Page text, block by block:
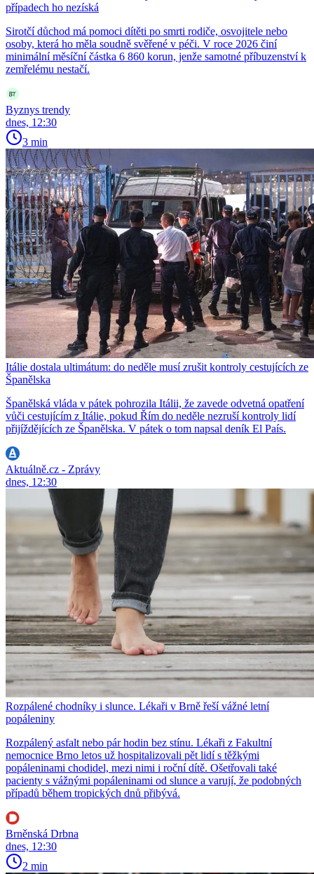
případech ho nezíská
Sirotčí důchod má pomoci dítěti po smrti rodiče, osvojitele nebo
osoby, která ho měla soudně svěřené v péči. V roce 2026 činí
minimální měsíční částka 6 860 korun, jenže samotné příbuzenství k
zemřelému nestačí.
Byznys trendy
dnes, 12:30
3 min
Itálie dostala ultimátum: do neděle musí zrušit kontroly cestujících ze
Španělska
Španělská vláda v pátek pohrozila Itálii, že zavede odvetná opatření
vůči cestujícím z Itálie, pokud Řím do neděle nezruší kontroly lidí
přijíždějících ze Španělska. V pátek o tom napsal deník El País.
Aktuálně.cz - Zprávy
dnes, 12:30
Rozpálené chodníky i slunce. Lékaři v Brně řeší vážné letní
popáleniny
Rozpálený asfalt nebo pár hodin bez stínu. Lékaři z Fakultní
nemocnice Brno letos už hospitalizovali pět lidí s těžkými
popáleninami chodidel, mezi nimi i roční dítě. Ošetřovali také
pacienty s vážnými popáleninami od slunce a varují, že podobných
případů během tropických dnů přibývá.
Brněnská Drbna
dnes, 12:30
2 min